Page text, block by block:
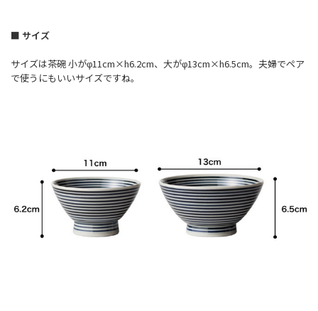
■ サイズ
サイズは茶碗 小がφ11cm×h6.2cm、大がφ13cm×h6.5cm。夫婦でペア
で使うにもいいサイズですね。